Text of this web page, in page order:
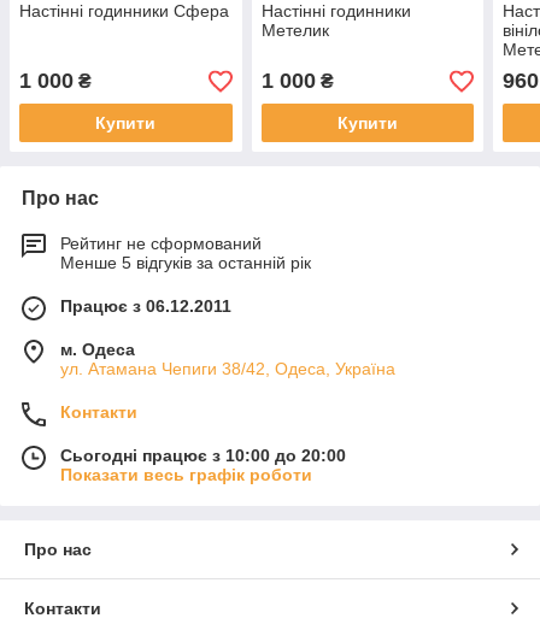
Настінні годинники Сфера
1 000 ₴
Купити
Настінні годинники
Метелик
1 000₴
Купити
960
Про нас
Рейтинг не сформований
Менше 5 відгуків за останній рік
Працює з 06.12.2011
м. Одеса
ул. Атамана Чепиги 38/42, Одеса, Україна
Контакти
Сьогодні працює з 10:00 до 20:00
Показати весь графік роботи
Про нас
Контакти